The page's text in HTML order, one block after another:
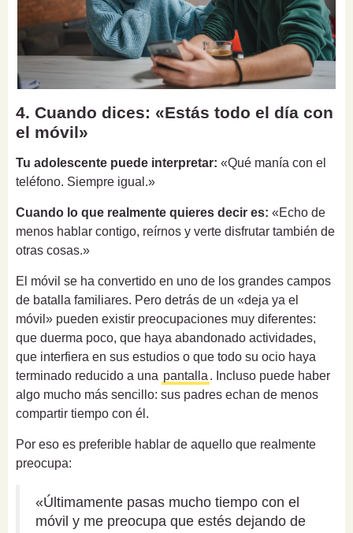
4. Cuando dices: «Estás todo el día con
el móvil»
Tu adolescente puede interpretar: «Qué manía con el
teléfono. Siempre igual.»
Cuando lo que realmente quieres decir es: «Echo de
menos hablar contigo, reírnos y verte disfrutar también de
otras cosas.»
El móvil se ha convertido en uno de los grandes campos
de batalla familiares. Pero detrás de un «deja ya el
móvil» pueden existir preocupaciones muy diferentes:
que duerma poco, que haya abandonado actividades,
que interfiera en sus estudios o que todo su ocio haya
terminado reducido a una pantalla . Incluso puede haber
algo mucho más sencillo: sus padres echan de menos
compartir tiempo con él.
Por eso es preferible hablar de aquello que realmente
preocupa:
«Últimamente pasas mucho tiempo con el
móvil y me preocupa que estés dejando de